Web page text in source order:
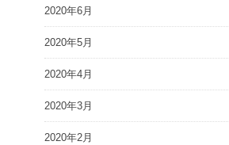
2020年6月
2020年5月
2020年4月
2020年3月
2020年2月